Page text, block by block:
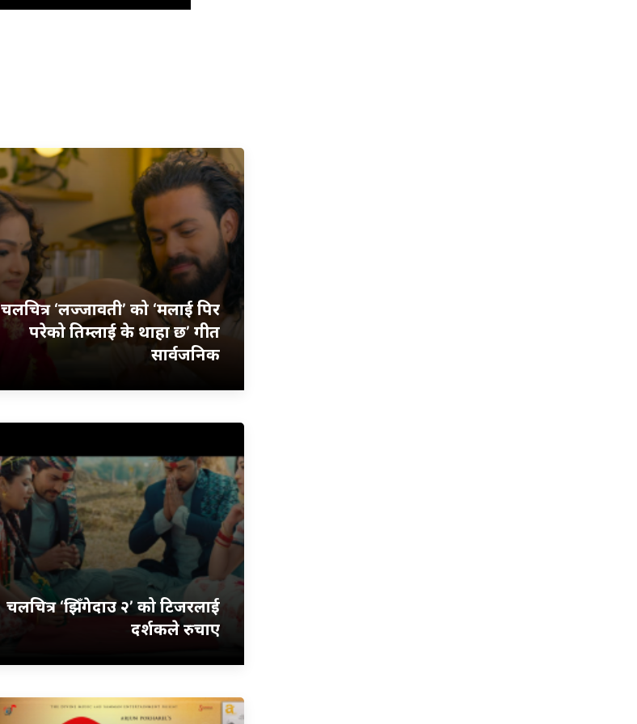
चलचित्र ‘लज्जावती’ को ‘मलाई पिर
परेको तिम्लाई के थाहा छ’ गीत
सार्वजनिक
चलचित्र ‘झिँगेदाउ २’ को टिजरलाई
दर्शकले रुचाए